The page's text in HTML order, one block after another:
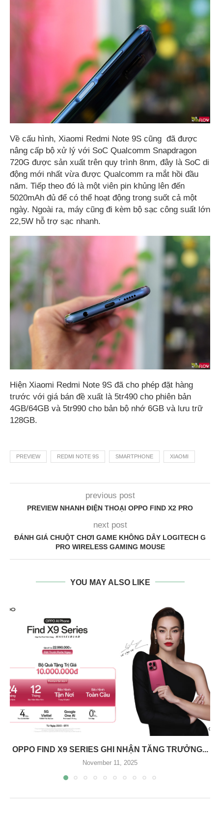
Về cấu hình, Xiaomi Redmi Note 9S cũng đã được
nâng cấp bộ xử lý với SoC Qualcomm Snapdragon
720G được sản xuất trên quy trình 8nm, đây là SoC di
động mới nhất vừa được Qualcomm ra mắt hồi đầu
năm. Tiếp theo đó là một viên pin khủng lên đến
5020mAh đủ để có thể hoạt động trong suốt cả một
ngày. Ngoài ra, máy cũng đi kèm bộ sạc công suất lớn
22,5W hỗ trợ sạc nhanh.
Hiện Xiaomi Redmi Note 9S đã cho phép đặt hàng
trước với giá bán đề xuất là 5tr490 cho phiên bản
4GB/64GB và 5tr990 cho bản bộ nhớ 6GB và lưu trữ
128GB.
PREVIEW REDMI NOTE 9S SMARTPHONE XIAOMI
previous post
PREVIEW NHANH ĐIỆN THOẠI OPPO FIND X2 PRO
next post
ĐÁNH GIÁ CHUỘT CHƠI GAME KHÔNG DÂY LOGITECH G
PRO WIRELESS GAMING MOUSE
YOU MAY ALSO LIKE
OPPO FIND X9 SERIES GHI NHẬN TĂNG TRƯỞNG...
November 11, 2025